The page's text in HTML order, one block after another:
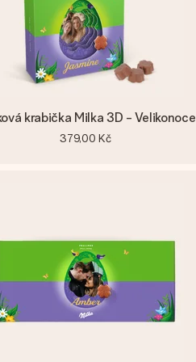
krabička Milka 3D - Velikonoce
379,00 Kč